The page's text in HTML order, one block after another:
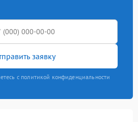
заявку
с политикой конфиденциальности